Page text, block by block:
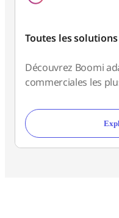
Toutes les solutions
Découvrez Boomi
commerciales les